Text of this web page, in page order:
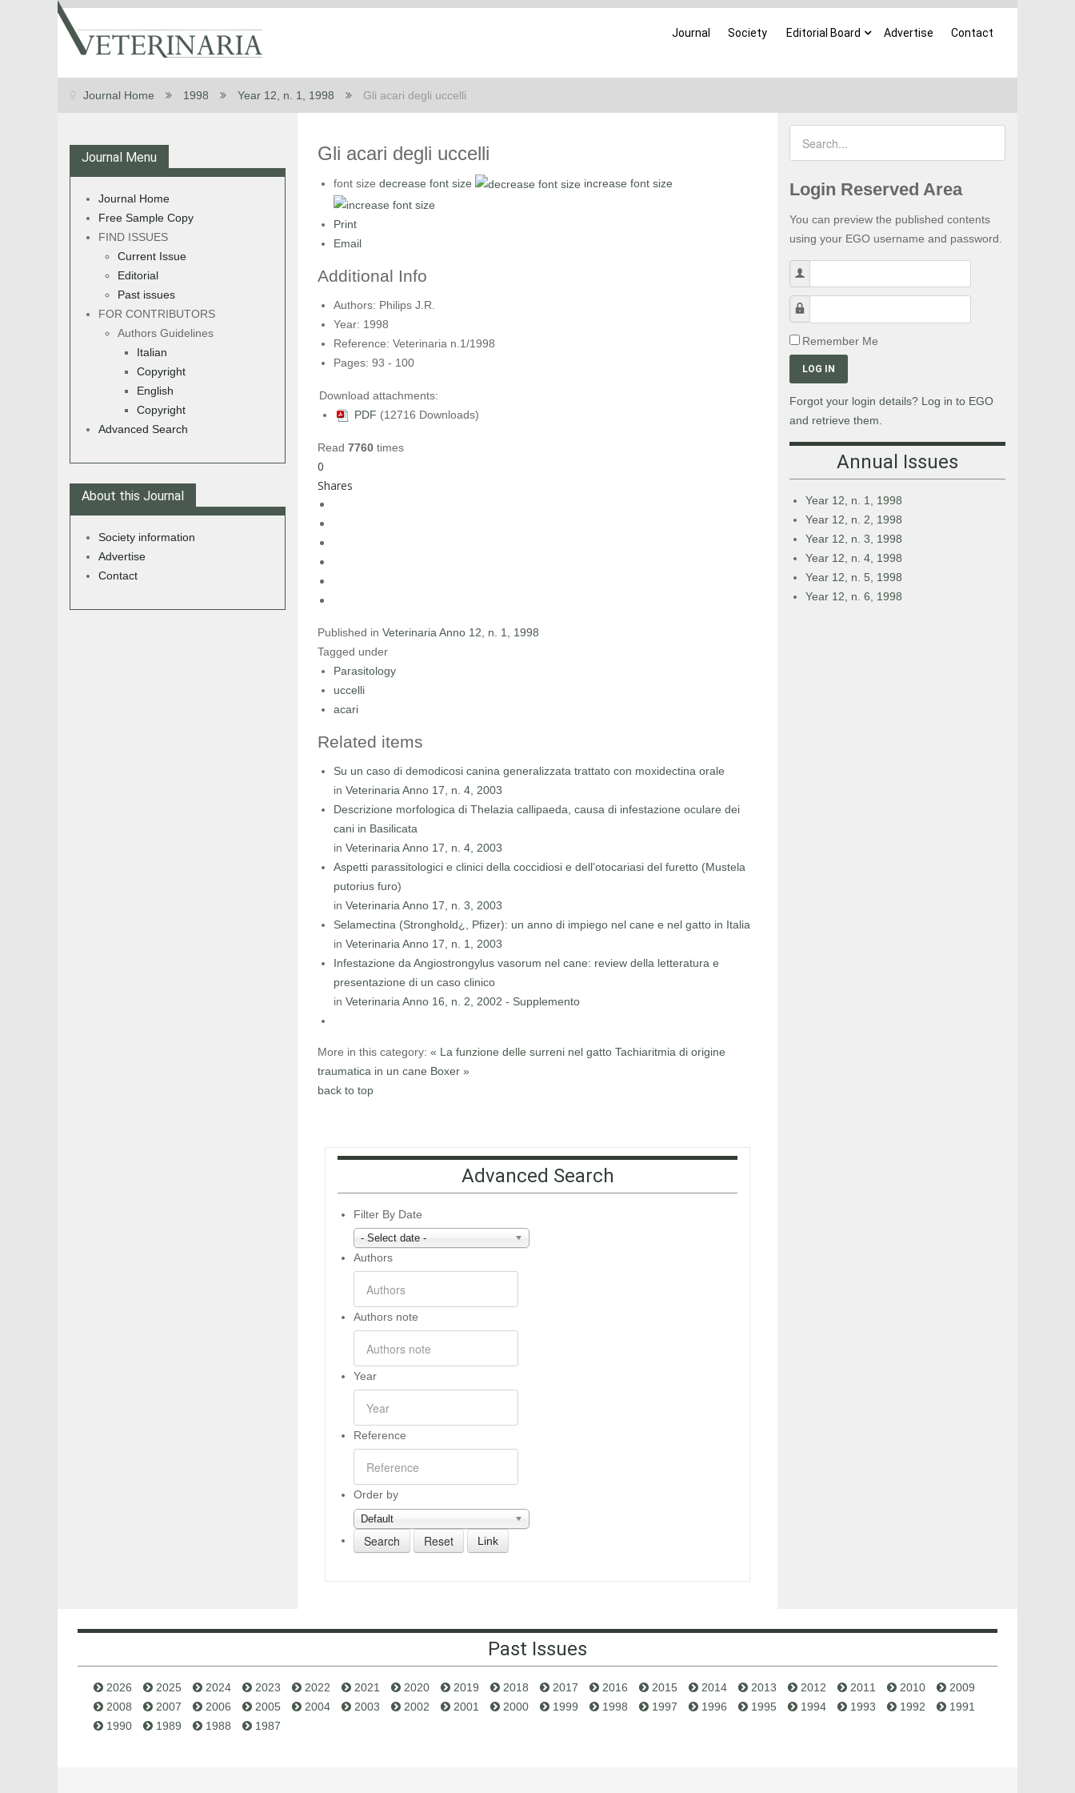
Journal Society Editorial Board Advertise Contact
Journal Home 1998 Year 12, n. 1, 1998 Gli acari degli uccelli
Journal Menu
Journal Home
Free Sample Copy
FIND ISSUES
Current Issue
Editorial
Past issues
FOR CONTRIBUTORS
Authors Guidelines
Italian
Copyright
English
Copyright
Advanced Search
About this Journal
Society information
Advertise
Contact
Gli acari degli uccelli
font size decrease font size increase font size
Print
Email
Additional Info
Authors: Philips J.R.
Year: 1998
Reference: Veterinaria n.1/1998
Pages: 93 - 100
Download attachments:
PDF (12716 Downloads)
Read 7760 times
0
Shares
Published in Veterinaria Anno 12, n. 1, 1998
Tagged under
Parasitology
uccelli
acari
Related items
Su un caso di demodicosi canina generalizzata trattato con moxidectina orale
in Veterinaria Anno 17, n. 4, 2003
Descrizione morfologica di Thelazia callipaeda, causa di infestazione oculare dei
cani in Basilicata
in Veterinaria Anno 17, n. 4, 2003
Aspetti parassitologici e clinici della coccidiosi e dell'otocariasi del furetto (Mustela
putorius furo)
in Veterinaria Anno 17, n. 3, 2003
Selamectina (Stronghold¿, Pfizer): un anno di impiego nel cane e nel gatto in Italia
in Veterinaria Anno 17, n. 1, 2003
Infestazione da Angiostrongylus vasorum nel cane: review della letteratura e
presentazione di un caso clinico
in Veterinaria Anno 16, n. 2, 2002 - Supplemento
More in this category: « La funzione delle surreni nel gatto Tachiaritmia di origine
traumatica in un cane Boxer »
back to top
Advanced Search
Filter By Date
- Select date -
Authors
Authors note
Year
Reference
Order by
Default
Link
Login Reserved Area
You can preview the published contents
using your EGO username and password.
Remember Me
LOG IN
Forgot your login details? Log in to EGO
and retrieve them.
Annual Issues
Year 12, n. 1, 1998
Year 12, n. 2, 1998
Year 12, n. 3, 1998
Year 12, n. 4, 1998
Year 12, n. 5, 1998
Year 12, n. 6, 1998
Past Issues
2026 2025 2024 2023 2022 2021 2020 2019 2018 2017 2016 2015 2014 2013 2012 2011 2010
2009
2008
2007 2006 2005 2004 2003 2002 2001 2000 1999 1998 1997 1996 1995 1994 1993 1992
1991
1990
1989 1988 1987